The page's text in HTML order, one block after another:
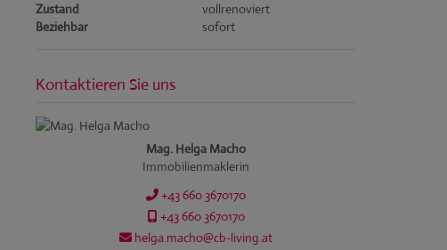
Zustand
vollrenoviert
Beziehbar
sofort
Kontaktieren Sie uns
Mag. Helga Macho
Immobilienmaklerin
+43 660 3670170
+43 660 3670170
helga.macho@cb-living.at